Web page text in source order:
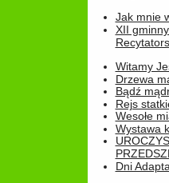
Jak mnie
XII
Witamy
Drzewa
Bądź
Rejs
Wesołe
Wystawa
Dni